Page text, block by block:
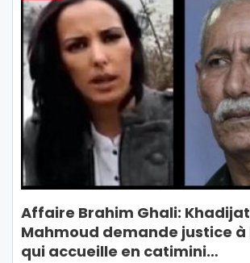
Affaire Brahim Ghali:
Mahmoud demande justice à
qui accueille en catimini…